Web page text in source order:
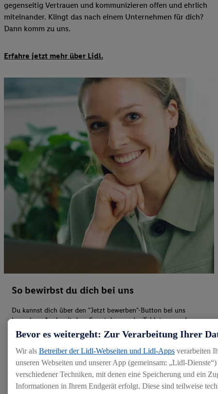
gegenseitig Vertrauen und kommunizieren offen und ehrlich
miteinander. Klingt das nach einem Unternehmen für dich?
Dann komm zu uns.
​Erfahre jetzt mehr über Lidl.
So bewirbst du dich bei uns
Du kannst dich über den "Jetzt bewerben"-Button bei uns
bewerben. Auch mit dem Smartphone oder Tablet, wenn du
gerade unterwegs bist. Es ist hilfreich, wenn du Anschreiben,
Lebenslauf und Zeugnisse bereits als PDF vorbereitet hast. Die
Dokumente sollten eine gute Qualität haben und 4 MB nicht
überschreiten.
Bevor es weitergeht: Zur Verarbeitung Ihrer
Wir als Betreiber der Lidl-Webseiten und Lidl-Apps verarbeiten
unseren Webseiten und unserer App (gemeinsam: „Lidl-
verschiedener Techniken, mit denen eine Speicherung und ein
Informationen in Ihrem Endgerät erfolgt. Diese sind teilweise